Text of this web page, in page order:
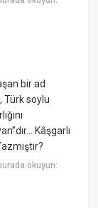
bir ad
Türk soylu
Kâşgarlı
okuyun: